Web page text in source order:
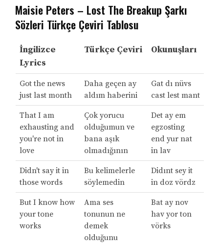
Maisie Peters – Lost The Breakup Şarkı
Sözleri Türkçe Çeviri Tablosu
İngilizce
Lyrics
Türkçe Çeviri Okunuşları
Got the news
just last month
Daha geçen ay
aldım haberini
Gat dı nüvs
cast lest mant
That I am
exhausting and
you're not in
love
Çok yorucu
olduğumun ve
bana aşık
olmadığının
Det ay em
egzosting
end yur nat
in lav
Didn't say it in
those words
Bu kelimelerle
söylemedin
Didınt sey it
in doz vördz
But I know how
your tone
works
Ama ses
tonunun ne
demek
olduğunu
Bat ay nov
hav yor ton
vörks